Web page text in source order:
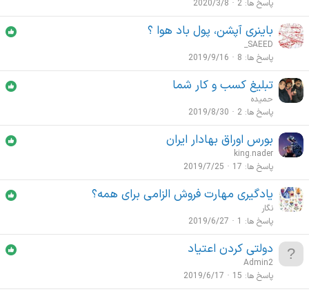
پاسخ ها 2
2020/3/8
باینری آپشن، پول باد هوا ؟
_SAEED
پاسخ ها 8
2019/9/16
تبلیغ کسب و کار شما
حمیده
پاسخ ها 2
2019/8/30
بورس اوراق بهادار ایران
king.nader
پاسخ ها 17
2019/7/25
یادگیری مهارت فروش الزامی برای همه؟
نگار
پاسخ ها
1
2019/6/27
دولتی کردن اعتیاد
Admin2
پاسخ ها 15
2019/6/17